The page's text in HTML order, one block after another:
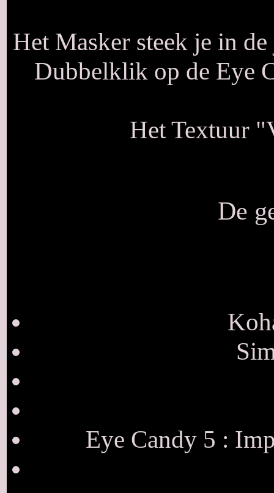
Het Masker steek je in
Dubbelklik op de Eye
Het Textuur
De
Eye Candy 5 :